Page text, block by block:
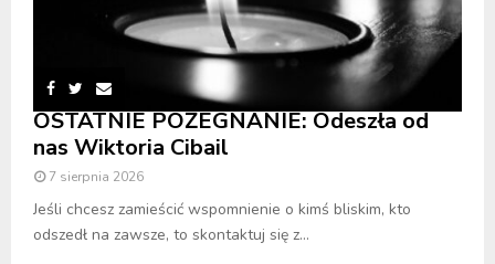
OSTATNIE POŻEGNANIE: Odeszła od
nas Wiktoria Cibail
7 sierpnia 2026
Jeśli chcesz zamieścić wspomnienie o kimś bliskim, kto
odszedł na zawsze, to skontaktuj się z...